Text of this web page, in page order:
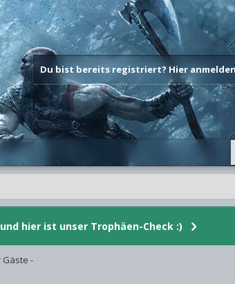
Du bist bereits registriert? Hier anmelden
hier ist unser Trophäen-Check :)
-